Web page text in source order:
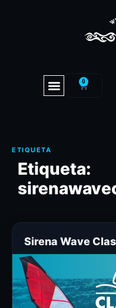
0
Etiqueta:
Sirena Wave